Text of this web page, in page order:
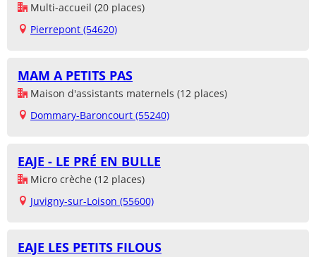
Multi-accueil (20 places)
Pierrepont (54620)
MAM A PETITS PAS
Maison d'assistants maternels (12 places)
Dommary-Baroncourt (55240)
EAJE - LE PRÉ EN BULLE
Micro crèche (12 places)
Juvigny-sur-Loison (55600)
EAJE LES PETITS FILOUS